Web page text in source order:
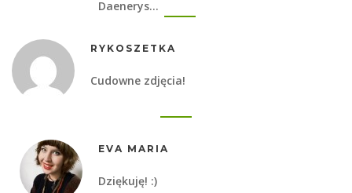
Daenerys…
RYKOSZETKA
Cudowne zdjęcia!
EVA MARIA
Dziękuję! :)